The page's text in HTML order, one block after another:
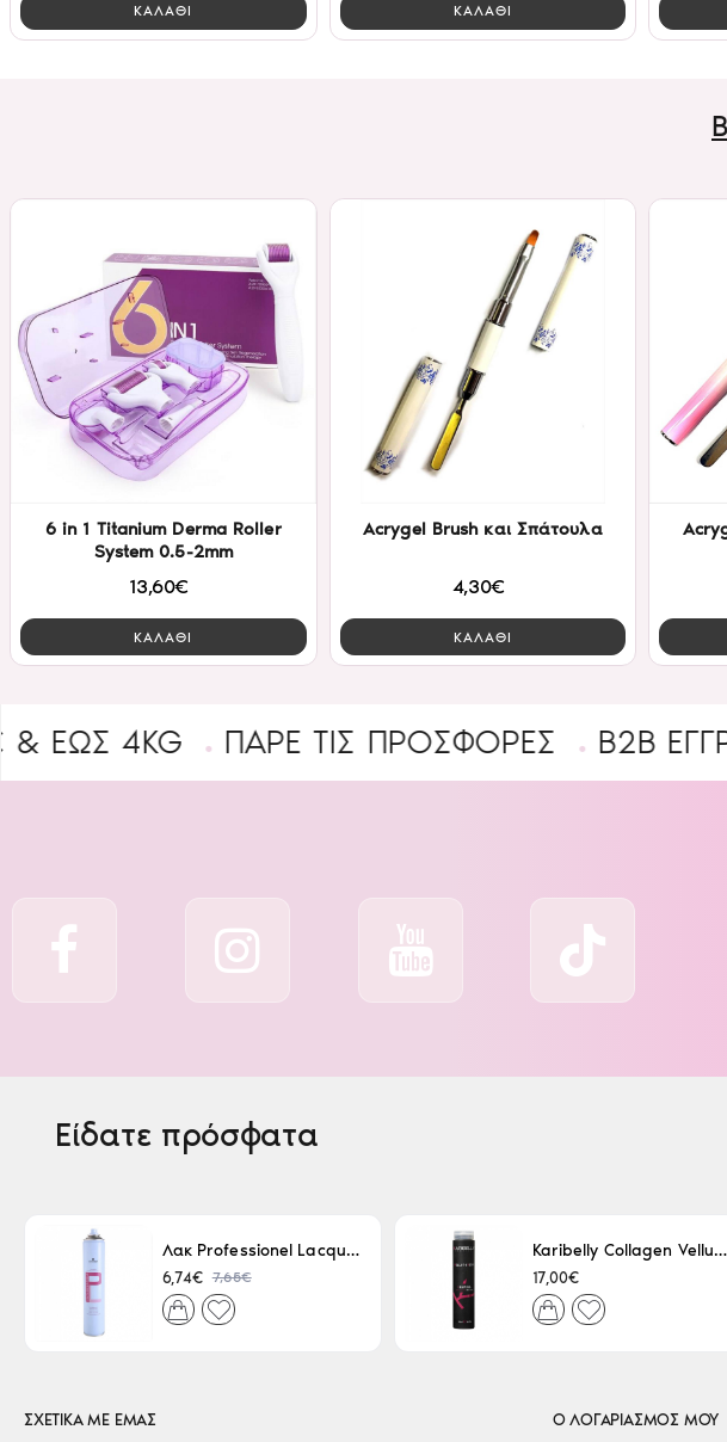
ΚΑΛΑΘΙ ΚΑΛΑΘΙ
6 in 1 Titanium Derma Roller
System 0.5-2mm
13,60€
ΚΑΛΑΘΙ
Acrygel Brush και Σπάτουλα
4,30€
ΚΑΛΑΘΙ
ΠΑΡΕ ΤΙΣ ΠΡΟΣΦΟΡΕΣ B2B ΕΓΓΡΑΦΉ
Είδατε πρόσφατα
Λακ Professionel Lacque Super Strong 500ml
6,74€ 7,65€
Karibelly Collagen Velluto Nero Leaving 250ml
17,00€
ΣΧΕΤΙΚΑ ΜΕ ΕΜΑΣ Ο ΛΟΓΑΡΙΑΣΜΟΣ ΜΟΥ